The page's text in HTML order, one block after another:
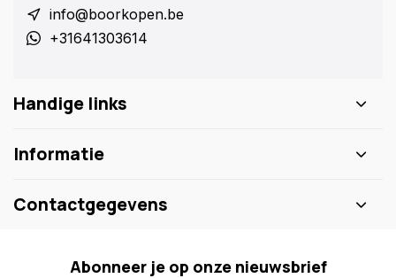
info@boorkopen.be
+31641303614
Handige links
Informatie
Contactgegevens
Abonneer je op onze nieuwsbrief